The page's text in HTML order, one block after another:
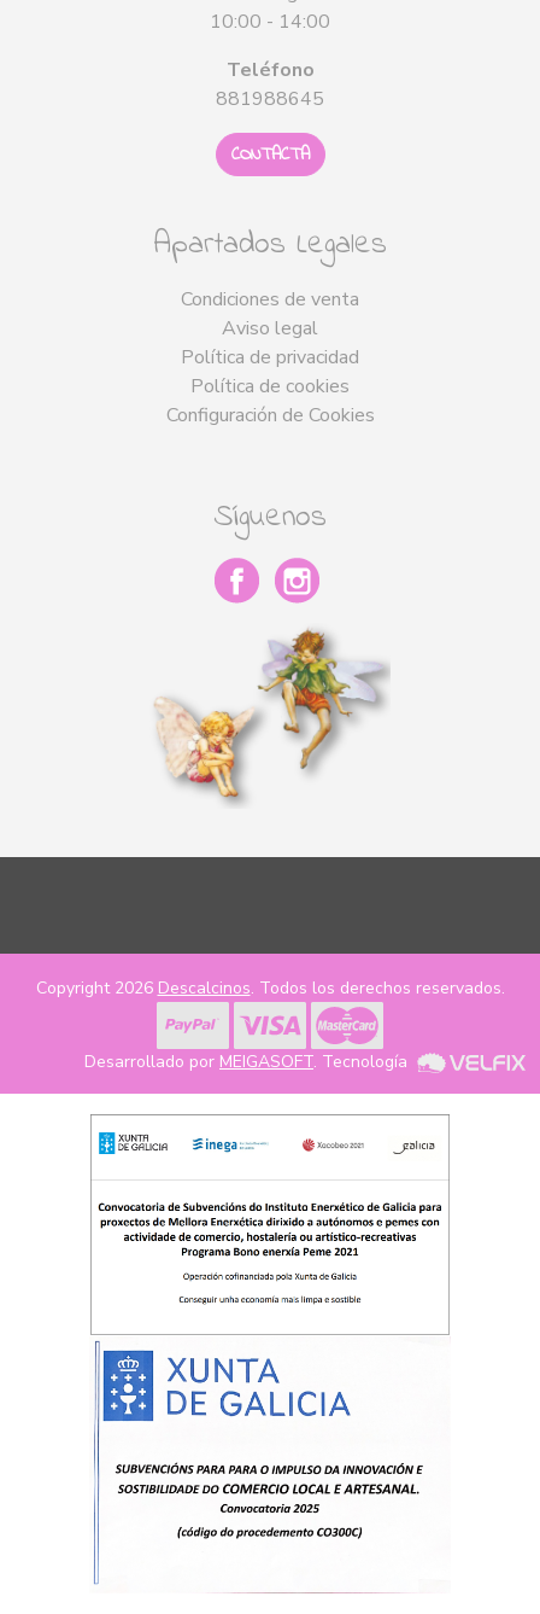
10:00 - 14:00
Teléfono
881988645
CONTACTA
Apartados Legales
Condiciones de venta
Aviso legal
Política de privacidad
Política de cookies
Configuración de Cookies
Síguenos
Copyright 2026 Descalcinos. Todos los derechos reservados.
Desarrollado por MEIGASOFT. Tecnología